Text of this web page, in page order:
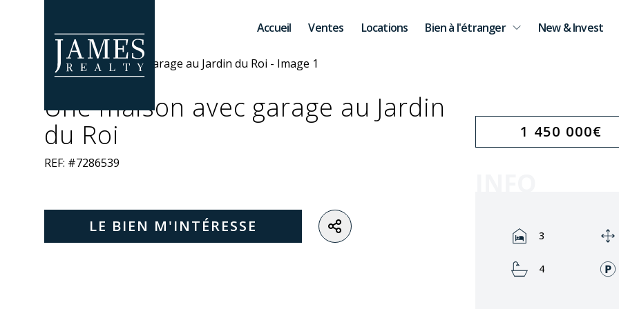
Accueil
Ventes Locations Bien à l'étranger New & Invest
Une maison avec garage au Jardin
du Roi
REF: #7286539
LE BIEN M'INTÉRESSE
1 450 000€
Rooms:
3
Bathrooms:
4